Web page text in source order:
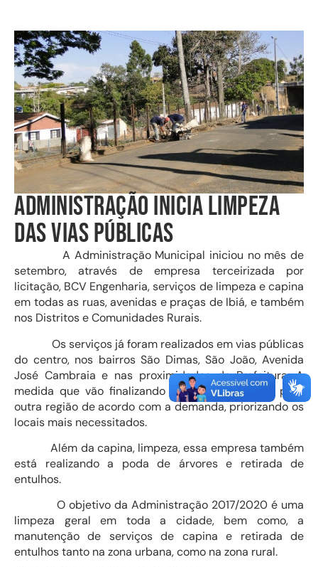
ADMINISTRAÇÃO INICIA LIMPEZA
DAS VIAS PÚBLICAS
A Administração Municipal iniciou no mês de
setembro, através de empresa terceirizada por
licitação, BCV Engenharia, serviços de limpeza e capina
em todas as ruas, avenidas e praças de Ibiá, e também
nos Distritos e Comunidades Rurais.
Os serviços já foram realizados em vias públicas
do centro, nos bairros São Dimas, São João, Avenida
José Cambraia e nas proximidades da Prefeitura. A
medida que vão finalizando um setor, passam para
outra região de acordo com a demanda, priorizando os
locais mais necessitados.
Além da capina, limpeza, essa empresa também
está realizando a poda de árvores e retirada de
entulhos.
O objetivo da Administração 2017/2020 é uma
limpeza geral em toda a cidade, bem como, a
manutenção de serviços de capina e retirada de
entulhos tanto na zona urbana, como na zona rural.